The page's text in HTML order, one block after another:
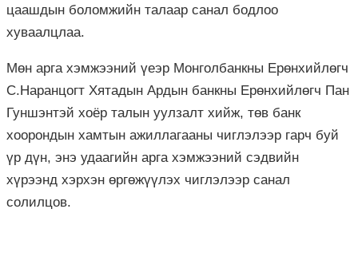
цаашдын боломжийн талаар санал бодлоо
хуваалцлаа.
Мөн арга хэмжээний үеэр Монголбанкны Ерөнхийлөгч
С.Наранцогт Хятадын Ардын банкны Ерөнхийлөгч Пан
Гуншэнтэй хоёр талын уулзалт хийж, төв банк
хоорондын хамтын ажиллагааны чиглэлээр гарч буй
үр дүн, энэ удаагийн арга хэмжээний сэдвийн
хүрээнд хэрхэн өргөжүүлэх чиглэлээр санал
солилцов.